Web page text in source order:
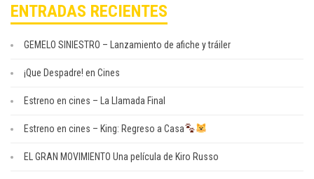
ENTRADAS RECIENTES
GEMELO SINIESTRO – Lanzamiento de afiche y tráiler
¡Que Despadre! en Cines
Estreno en cines – La Llamada Final
Estreno en cines – King: Regreso a Casa
EL GRAN MOVIMIENTO Una película de Kiro Russo